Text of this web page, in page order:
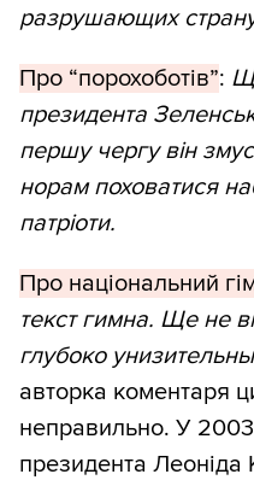
разрушающих
Про “порохоботів”:
президента
першу чергу він
норам поховатися
патріоти.
Про національний
текст гимна. Ще не
глубоко
авторка коментаря
неправильно. У
президента Леоніда